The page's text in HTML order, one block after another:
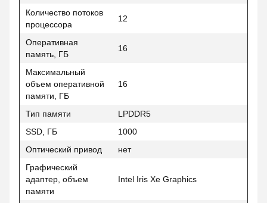
Количество потоков
процессора
12
Оперативная
память, ГБ
16
Максимальный
объем оперативной
памяти, ГБ
16
Тип памяти
LPDDR5
SSD, ГБ
1000
Оптический привод
нет
Графический
адаптер, объем
памяти
Intel Iris Xe Graphics